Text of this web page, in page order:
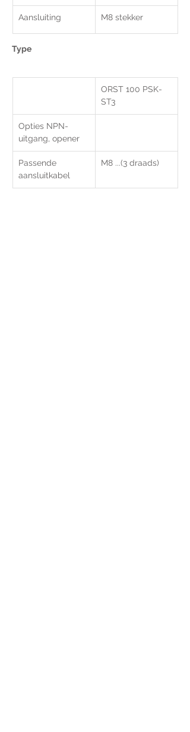
Aansluiting M8 stekker
Type
ORST 100 PSK-
ST3
Opties NPN-
uitgang, opener
Passende
aansluitkabel
M8 ...(3 draads)